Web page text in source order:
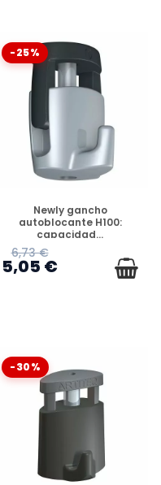
-25%
DISPONIBLE
Newly gancho
autoblocante H100:
capacidad...
6,73 €
5,05 €
-30%